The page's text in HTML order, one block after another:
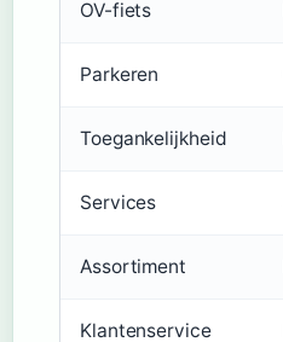
OV-fiets
Parkeren
Toegankelijkheid
Services
Assortiment
Klantenservice